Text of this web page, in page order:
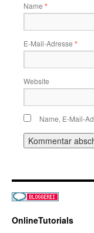
Name *
E-Mail-Adresse *
Website
Name, E-Mail-
OnlineTutorials